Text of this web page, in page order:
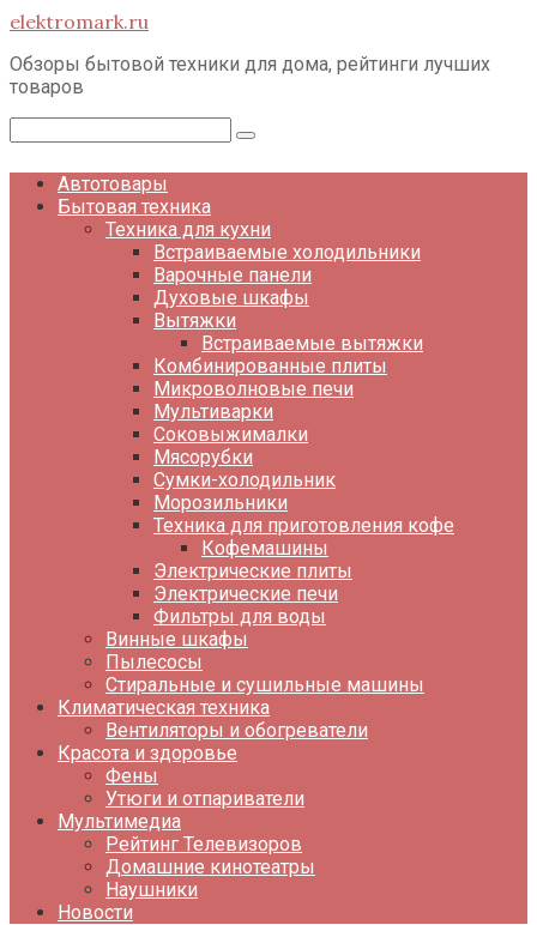
Перейти
контенту
elektromark.ru
Обзоры бытовой техники для дома, рейтинги лучших
товаров
Автотовары
Бытовая техника
Техника для кухни
Встраиваемые холодильники
Варочные панели
Духовые шкафы
Вытяжки
Встраиваемые вытяжки
Комбинированные плиты
Микроволновые печи
Мультиварки
Соковыжималки
Мясорубки
Сумки-холодильник
Морозильники
Техника для приготовления кофе
Кофемашины
Электрические плиты
Электрические печи
Фильтры для воды
Винные шкафы
Пылесосы
Стиральные и сушильные машины
Климатическая техника
Вентиляторы и обогреватели
Красота и здоровье
Фены
Утюги и отпариватели
Мультимедиа
Рейтинг Телевизоров
Домашние кинотеатры
Наушники
Новости